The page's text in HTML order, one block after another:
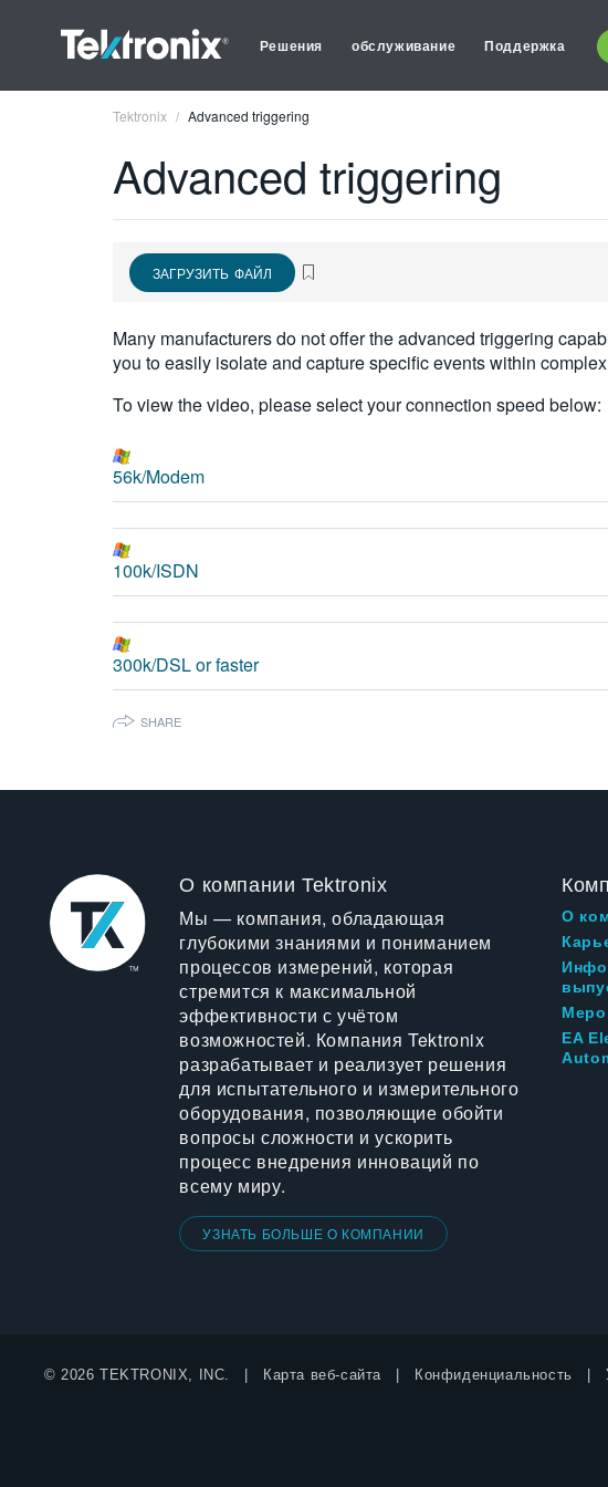
Решения обслуживание Поддержка
Tektronix Advanced triggering
Advanced triggering
ЗАГРУЗИТЬ ФАЙЛ
Many manufacturers do not offer the advanced triggering
you to easily isolate and capture specific events within
To view the video, please select your connection speed below:
56k/Modem
100k/ISDN
300k/DSL or faster
SHARE
О компании Tektronix
Мы — компания, обладающая
глубокими знаниями и пониманием
процессов измерений, которая
стремится к максимальной
эффективности с учётом
возможностей. Компания Tektronix
разрабатывает и реализует решения
для испытательного и измерительного
оборудования, позволяющие обойти
вопросы сложности и ускорить
процесс внедрения инноваций по
всему миру.
УЗНАТЬ БОЛЬШЕ О КОМПАНИИ
О
EA
© 2026 TEKTRONIX, INC. Карта веб-сайта Конфиденциальность